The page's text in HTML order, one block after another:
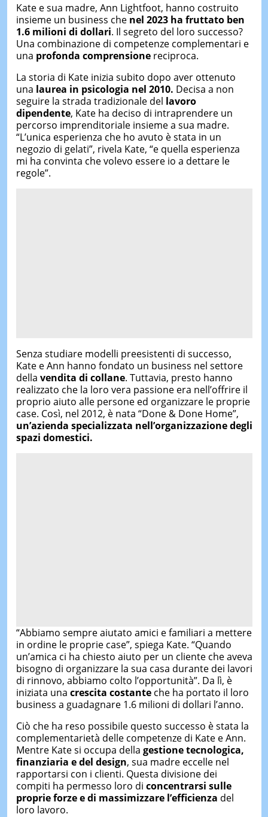
Kate e sua madre, Ann Lightfoot, hanno costruito
insieme un business che nel 2023 ha fruttato ben
1.6 milioni di dollari. Il segreto del loro successo?
Una combinazione di competenze complementari e
una profonda comprensionereciproca.
La storia di Kate inizia subito dopo aver ottenuto
una laurea in psicologia nel 2010. Decisa a non
seguire la strada tradizionale del lavoro
dipendente, Kate ha deciso di intraprendere un
percorso imprenditoriale insieme a sua madre.
“L’unica esperienza che ho avuto è stata in un
negozio di gelati”, rivela Kate, “e quella esperienza
mi ha convinta che volevo essere io a dettare le
regole”.
Senza studiare modelli preesistenti di successo,
Kate e Ann hanno fondato un business nel settore
della vendita di collane. Tuttavia, presto hanno
realizzato che la loro vera passione era nell’offrire il
proprio aiuto alle persone ed organizzare le proprie
case. Così, nel 2012, è nata “Done & Done Home”,
un’azienda specializzata nell’organizzazione degli
spazi domestici.
“Abbiamo sempre aiutato amici e familiari a mettere
in ordine le proprie case”, spiega Kate. “Quando
un’amica ci ha chiesto aiuto per un cliente che aveva
bisogno di organizzare la sua casa durante dei lavori
di rinnovo, abbiamo colto l’opportunità”. Da lì, è
iniziata una crescita costanteche ha portato il loro
business a guadagnare 1.6 milioni di dollari l’anno.
Ciò che ha reso possibile questo successo è stata la
complementarietà delle competenze di Kate e Ann.
Mentre Kate si occupa della gestione tecnologica,
finanziaria e del design, sua madre eccelle nel
rapportarsi con i clienti. Questa divisione dei
compiti ha permesso loro di concentrarsi sulle
proprie forze e di massimizzare l’efficienza del
loro lavoro.